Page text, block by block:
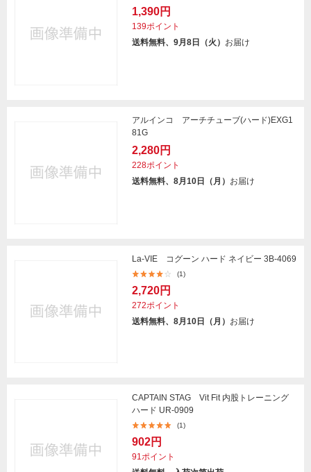
1,390円
139ポイント
送料無料、9月8日（火） お届け
アルインコ アーチチューブ(ハード)EXG1
81G
2,280円
228ポイント
送料無料、8月10日（月） お届け
La-VIE コグーン ハード ネイビー 3B-4069
(1)
2,720円
272ポイント
送料無料、8月10日（月） お届け
CAPTAIN STAG Vit Fit 内股トレーニング
ハード UR-0909
(1)
902円
91ポイント